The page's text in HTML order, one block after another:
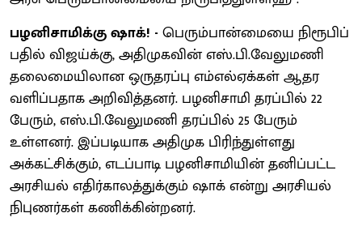
பழனிசாமிக்கு ஷாக்! - பெரும்​பான்​மையை நிரூபிப்​
ப​தில் விஜய்க்கு, அதி​முக​வின் எஸ்.பி.வேலுமணி
தலை​மையிலான ஒருதரப்பு எம்​எல்​ஏக்​கள் ஆதர​
வளிப்​ப​தாக அறிவித்தனர். பழனிசாமி தரப்பில் 22
பேரும், எஸ்.பி.வேலுமணி தரப்பில் 25 பேரும்
உள்ளனர். இப்படியாக அதிமுக பிரிந்துள்ளது
அக்கட்சிக்கும், எடப்பாடி பழனிசாமியின் தனிப்பட்ட
அரசியல் எதிர்காலத்துக்கும் ஷாக் என்று அரசியல்
நிபுணர்கள் கணிக்கின்றனர்.